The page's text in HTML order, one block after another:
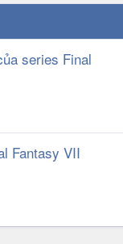
series Final
Fantasy VII